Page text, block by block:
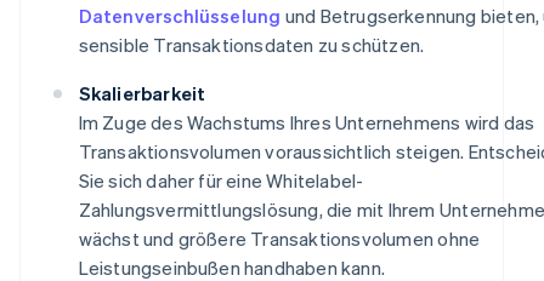
Datenverschlüsselung und Betrugserkennung bieten,
sensible Transaktionsdaten zu schützen.
Skalierbarkeit
Im Zuge des Wachstums Ihres Unternehmens wird das
Transaktionsvolumen voraussichtlich steigen.
Sie sich daher für eine Whitelabel-
Zahlungsvermittlungslösung, die mit Ihrem
wächst und größere Transaktionsvolumen ohne
Leistungseinbußen handhaben kann.